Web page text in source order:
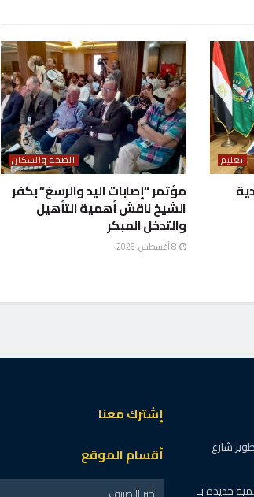
تعليم الصحة والسكان
مؤتمر “إصابات اليد والرسغ” بكفر
الشيخ ناقش أهمية التأهيل
والتدخل المبكر
شارع
جديدة بـ
إشترك معنا
أقسام الموقع